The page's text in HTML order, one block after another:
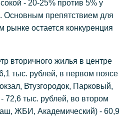
- 20-25% против 5% у
Основным препятствием для
рынке остается конкуренция
вторичного жилья в центре
тыс. рублей, в первом поясе
Втузгородок, Парковый,
72,6 тыс. рублей, во втором
ЖБИ, Академический) - 60,9